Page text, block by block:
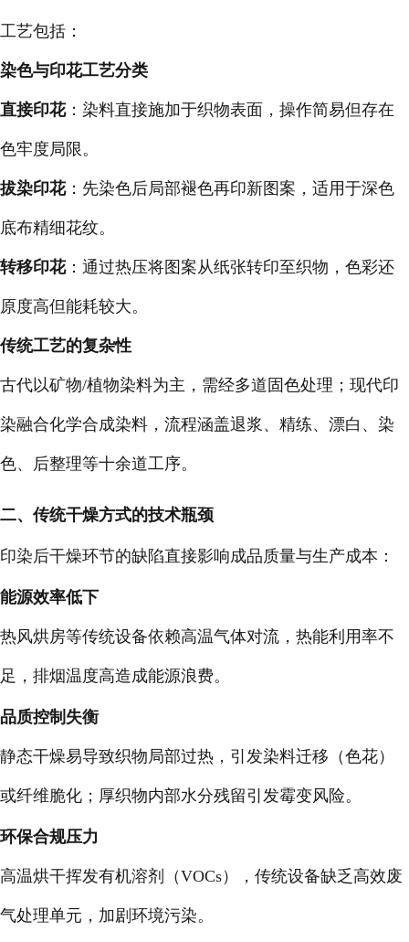
工艺包括：
染色与印花工艺分类
直接印花：染料直接施加于织物表面，操作简易但存在
色牢度局限。
拔染印花：先染色后局部褪色再印新图案，适用于深色
底布精细花纹。
转移印花：通过热压将图案从纸张转印至织物，色彩还
原度高但能耗较大。
传统工艺的复杂性
古代以矿物/植物染料为主，需经多道固色处理；现代印
染融合化学合成染料，流程涵盖退浆、精练、漂白、染
色、后整理等十余道工序。
二、传统干燥方式的技术瓶颈
印染后干燥环节的缺陷直接影响成品质量与生产成本：
能源效率低下
热风烘房等传统设备依赖高温气体对流，热能利用率不
足，排烟温度高造成能源浪费。
品质控制失衡
静态干燥易导致织物局部过热，引发染料迁移（色花）
或纤维脆化；厚织物内部水分残留引发霉变风险。
环保合规压力
高温烘干挥发有机溶剂（VOCs），传统设备缺乏高效废
气处理单元，加剧环境污染。